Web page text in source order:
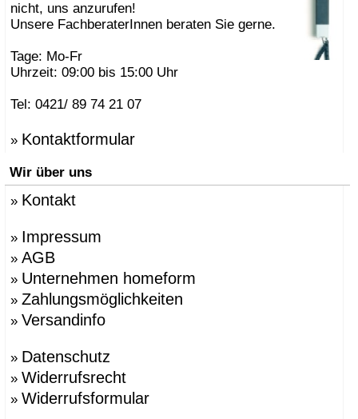
nicht, uns anzurufen!
Unsere FachberaterInnen beraten Sie gerne.
Tage: Mo-Fr
Uhrzeit: 09:00 bis 15:00 Uhr
Tel: 0421/ 89 74 21 07
» Kontaktformular
Wir über uns
» Kontakt
» Impressum
» AGB
» Unternehmen homeform
» Zahlungsmöglichkeiten
» Versandinfo
» Datenschutz
» Widerrufsrecht
» Widerrufsformular